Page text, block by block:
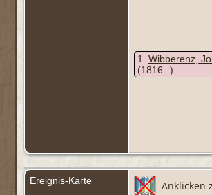
1
Wibberenz,
(1816 – )
Ereignis-Karte Anklicken